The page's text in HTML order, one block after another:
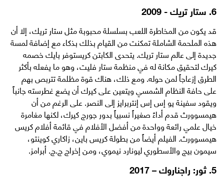
6. ستار تريك - 2009
قد يكون من المخاطرة اللعب بسلسلة محبوبة مثل ستار تريك، إلا أن
هذه الملحمة الشاملة تمكنت من القيام بذلك بذكاء مع إضافة لمسة
جديدة إلى عالم ستار تريك. يتحدى الكابتن كريستوفر بايك خصمه
كيرك لتحقيق مكانة له في منظمة ستار فليت، وهو ما يفعله بأكثر
الطرق إزعاجاً لمن حوله. ومع ذلك، هناك قوة مظلمة تتربص بهم
على حافة النظام الشمسي ويتعين على كيرك أن يضع غطرسته جانباً
ويقود سفينة يو إس إس إنتربرايز إلى النصر. على الرغم من أن
هيمسوورث قدم أداءً صغيراً نسبياً بدور جورج كيرك، لكنها مغامرة
خيال علمي رائعة وواحدة من أفضل الأفلام في قائمة أفلام كريس
هيمسوورث. الفيلم أيضاً من بطولة كريس باين، زاكاري كوينتو،
سيمون بيج والأسطوري ليونارد نيموي، ومن إخراج ج.ج. أبرامز.
5. ثور: راجناروك – 2017